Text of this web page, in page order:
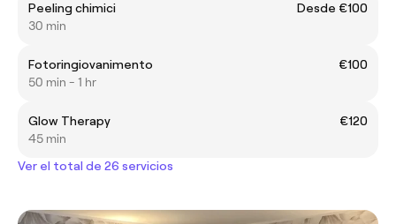
Peeling chimici
Desde €100
30 min
Fotoringiovanimento
€100
50 min - 1 hr
Glow Therapy
€120
45 min
Ver el total de 26 servicios